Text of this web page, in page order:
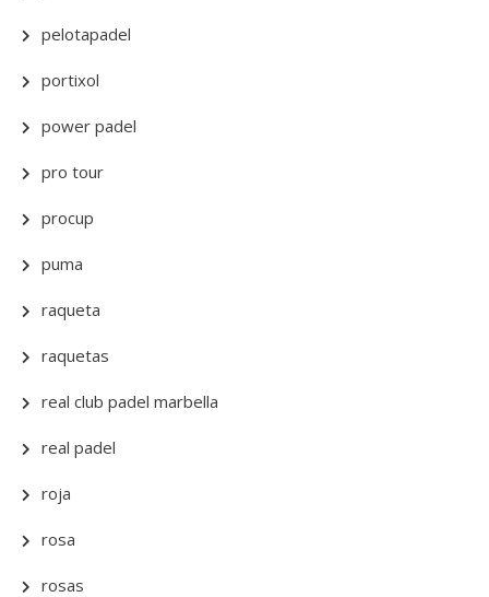
pelotapadel
portixol
power padel
pro tour
procup
puma
raqueta
raquetas
real club padel marbella
real padel
roja
rosa
rosas